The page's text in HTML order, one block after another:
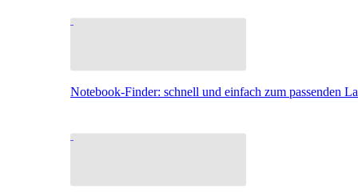
Notebook-Finder: schnell und einfach zum passenden